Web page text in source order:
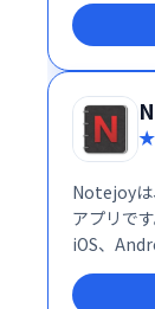
Notejoyは
アプリで
iOS、
に同期し
です。